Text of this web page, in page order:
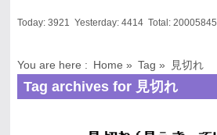
Today: 3921 Yesterday: 4414Total: 20005845
You are here : Home » Tag » 見切れ
Tag archives for 見切れ